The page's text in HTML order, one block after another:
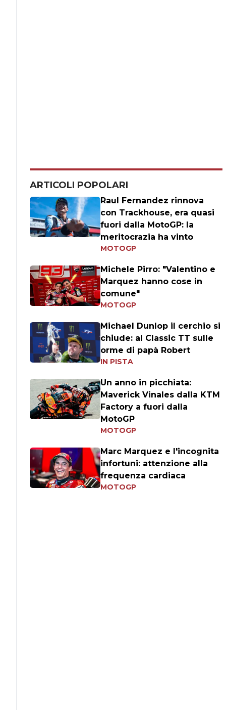
ARTICOLI POPOLARI
Raul Fernandez rinnova
con Trackhouse, era quasi
fuori dalla MotoGP: la
meritocrazia ha vinto
MOTOGP
Michele Pirro: "Valentino e
Marquez hanno cose in
comune"
MOTOGP
Michael Dunlop il cerchio si
chiude: al Classic TT sulle
orme di papà Robert
IN PISTA
Un anno in picchiata:
Maverick Vinales dalla KTM
Factory a fuori dalla
MotoGP
MOTOGP
Marc Marquez e l'incognita
infortuni: attenzione alla
frequenza cardiaca
MOTOGP